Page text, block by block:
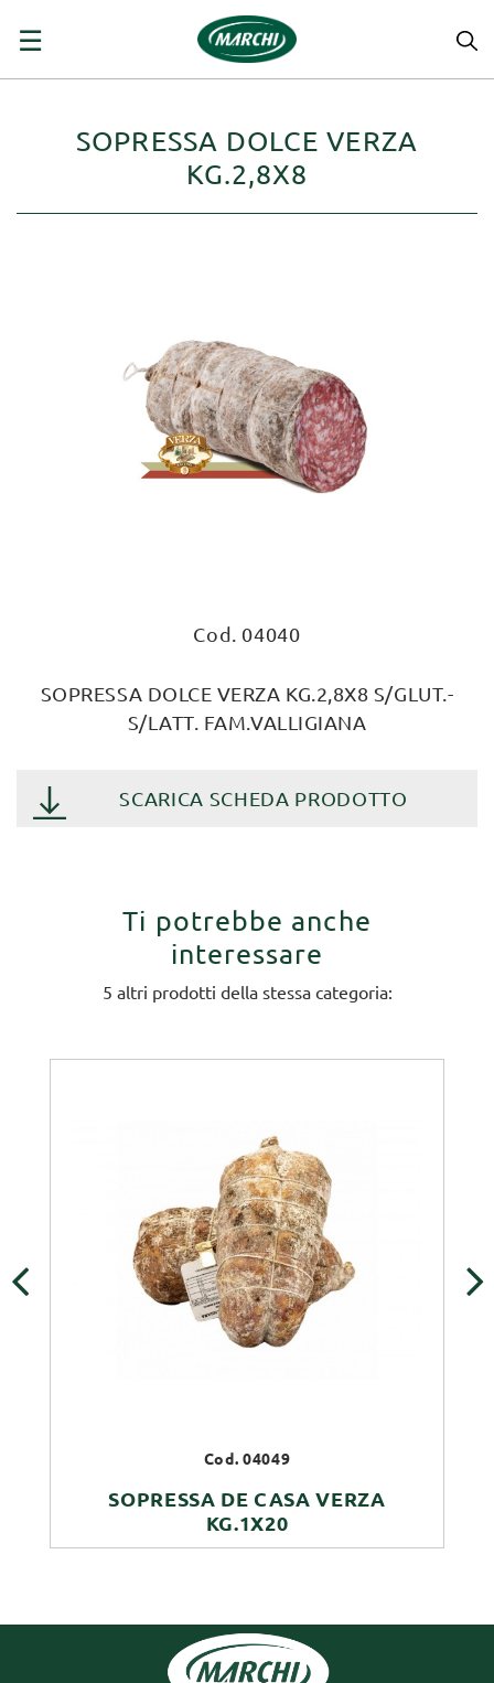
navigazione
☰
SOPRESSA DOLCE VERZA
KG.2,8X8
Cod. 04040
SOPRESSA DOLCE VERZA KG.2,8X8 S/GLUT.-
S/LATT. FAM.VALLIGIANA
SCARICA SCHEDA PRODOTTO
Ti potrebbe anche
interessare
5 altri prodotti della stessa categoria:
Cod. 04049
SOPRESSA DE CASA VERZA
KG.1X20